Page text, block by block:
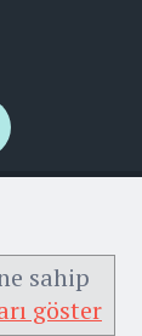
sahip
göster